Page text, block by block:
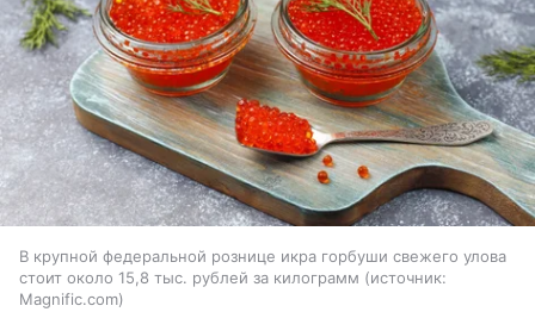
В крупной федеральной рознице икра горбуши свежего улова
стоит около 15,8 тыс. рублей за килограмм
источник:
Magnific.com